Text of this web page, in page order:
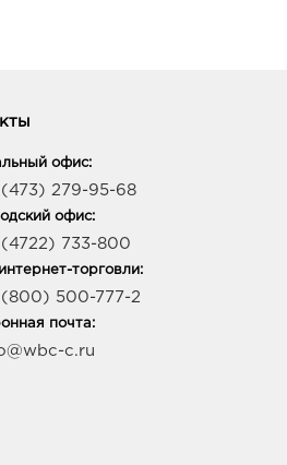
офис:
279-95-68
офис:
(4722) 733-800
торговли:
(800) 500-777-2
почта:
c.ru